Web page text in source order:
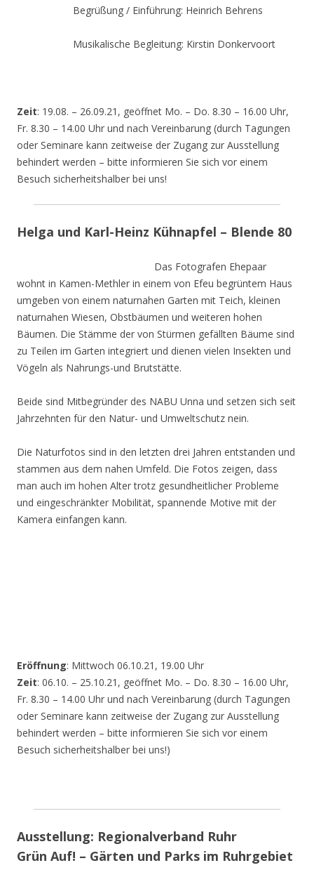
Begrüßung / Einführung: Heinrich Behrens
Musikalische Begleitung: Kirstin Donkervoort
Zeit: 19.08. – 26.09.21, geöffnet Mo. – Do. 8.30 – 16.00 Uhr,
Fr. 8.30 – 14.00 Uhr und nach Vereinbarung (durch Tagungen
oder Seminare kann zeitweise der Zugang zur Ausstellung
behindert werden – bitte informieren Sie sich vor einem
Besuch sicherheitshalber bei uns!
Helga und Karl-Heinz Kühnapfel – Blende 80
Das Fotografen Ehepaar
wohnt in Kamen-Methler in einem von Efeu begrüntem Haus
umgeben von einem naturnahen Garten mit Teich, kleinen
naturnahen Wiesen, Obstbäumen und weiteren hohen
Bäumen. Die Stämme der von Stürmen gefällten Bäume sind
zu Teilen im Garten integriert und dienen vielen Insekten und
Vögeln als Nahrungs-und Brutstätte.
Beide sind Mitbegründer des NABU Unna und setzen sich seit
Jahrzehnten für den Natur- und Umweltschutz nein.
Die Naturfotos sind in den letzten drei Jahren entstanden und
stammen aus dem nahen Umfeld. Die Fotos zeigen, dass
man auch im hohen Alter trotz gesundheitlicher Probleme
und eingeschränkter Mobilität, spannende Motive mit der
Kamera einfangen kann.
Eröffnung: Mittwoch 06.10.21, 19.00 Uhr
Zeit: 06.10. – 25.10.21, geöffnet Mo. – Do. 8.30 – 16.00 Uhr,
Fr. 8.30 – 14.00 Uhr und nach Vereinbarung (durch Tagungen
oder Seminare kann zeitweise der Zugang zur Ausstellung
behindert werden – bitte informieren Sie sich vor einem
Besuch sicherheitshalber bei uns!)
Ausstellung: Regionalverband Ruhr
Grün Auf! – Gärten und Parks im Ruhrgebiet